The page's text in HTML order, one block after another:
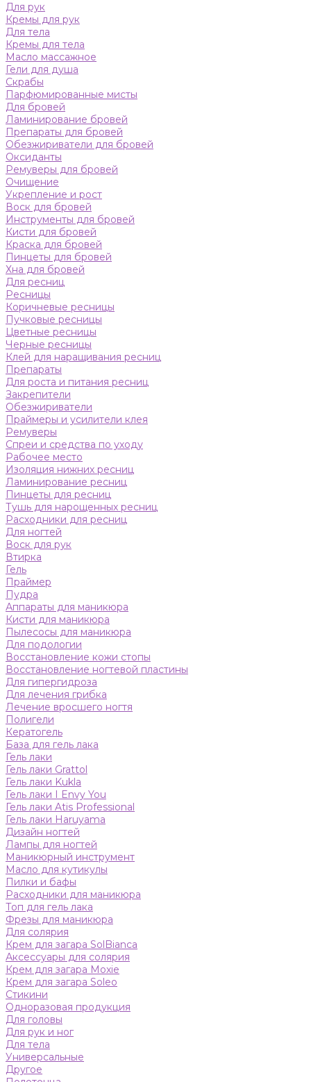
Для рук
Кремы для рук
Для тела
Кремы для тела
Масло массажное
Гели для душа
Скрабы
Парфюмированные мисты
Для бровей
Ламинирование бровей
Препараты для бровей
Обезжириватели для бровей
Оксиданты
Ремуверы для бровей
Очищение
Укрепление и рост
Воск для бровей
Инструменты для бровей
Кисти для бровей
Краска для бровей
Пинцеты для бровей
Хна для бровей
Для ресниц
Ресницы
Коричневые ресницы
Пучковые ресницы
Цветные ресницы
Черные ресницы
Клей для наращивания ресниц
Препараты
Для роста и питания ресниц
Закрепители
Обезжириватели
Праймеры и усилители клея
Ремуверы
Спреи и средства по уходу
Рабочее место
Изоляция нижних ресниц
Ламинирование ресниц
Пинцеты для ресниц
Тушь для нарощенных ресниц
Расходники для ресниц
Для ногтей
Воск для рук
Втирка
Гель
Праймер
Пудра
Аппараты для маникюра
Кисти для маникюра
Пылесосы для маникюра
Для подологии
Восстановление кожи стопы
Восстановление ногтевой пластины
Для гипергидроза
Для лечения грибка
Лечение вросшего ногтя
Полигели
Кератогель
База для гель лака
Гель лаки
Гель лаки Grattol
Гель лаки Kukla
Гель лаки I Envy You
Гель лаки Atis Professional
Гель лаки Haruyama
Дизайн ногтей
Лампы для ногтей
Маникюрный инструмент
Масло для кутикулы
Пилки и бафы
Расходники для маникюра
Топ для гель лака
Фрезы для маникюра
Для солярия
Крем для загара SolBianca
Аксессуары для солярия
Крем для загара Moxie
Крем для загара Soleo
Стикини
Одноразовая продукция
Для головы
Для рук и ног
Для тела
Универсальные
Другое